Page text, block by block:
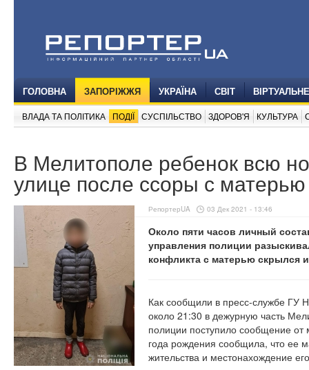
ГОЛОВНА ЗАПОРІЖЖЯ УКРАЇНА СВІТ
ВЛАДА ТА ПОЛІТИКА ПОДІЇ СУСПІЛЬСТВО ЗДОРОВ'Я КУЛЬТУРА
В Мелитополе ребенок всю
улице после ссоры с матерью
РепортерUA 03 Дек 2021 - 13:46
Около пяти часов личный
управления полиции
конфликта с матерью скрылся
Как сообщили в пресс-службе ГУ
около 21:30 в дежурную часть
полиции поступило сообщение
года рождения сообщила, что ее
жительства и местонахождение